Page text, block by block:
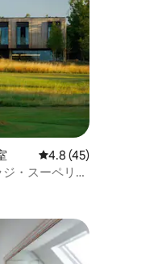
価
レビュー45件、5つ
4.8 (45)
・スーペリア